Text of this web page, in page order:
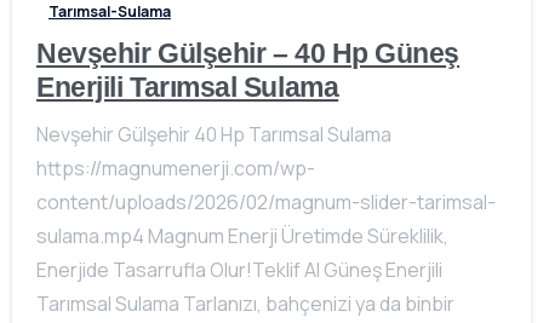
Tarımsal-Sulama
Nevşehir Gülşehir – 40 Hp Güneş
Enerjili Tarımsal Sulama
Nevşehir Gülşehir 40 Hp Tarımsal Sulama
https://magnumenerji.com/wp-
content/uploads/2026/02/magnum-slider-tarimsal-
sulama.mp4 Magnum Enerji Üretimde Süreklilik,
Enerjide Tasarrufla Olur!Teklif Al Güneş Enerjili
Tarımsal Sulama Tarlanızı, bahçenizi ya da binbir